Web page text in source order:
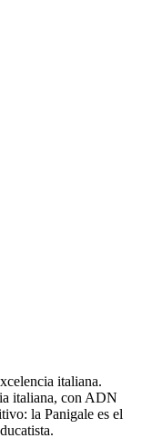
italiana.
italiana, con ADN
la Panigale es el